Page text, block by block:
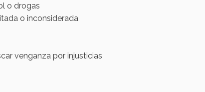
o drogas
o inconsiderada
venganza por injusticias